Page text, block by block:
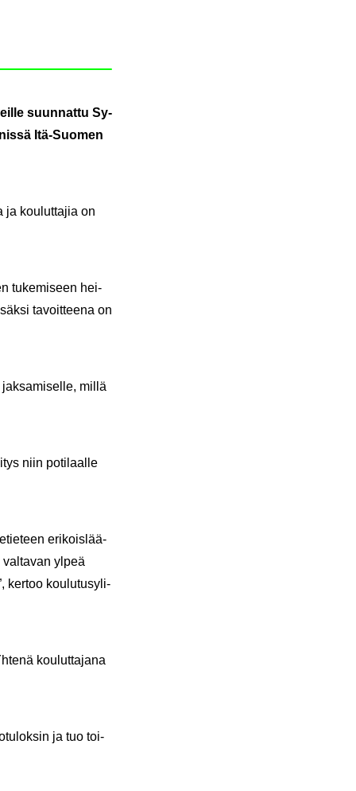
suun­nat­tu Sy­
Itä-​Suomen
ja kou­lut­ta­jia on
tu­ke­mi­seen hei­
ta­voit­tee­na on
millä
niin po­ti­laal­le
eri­kois­lää­
ylpeä
ker­too kou­lu­tusy­li­
kou­lut­ta­ja­na
ja tuo toi­